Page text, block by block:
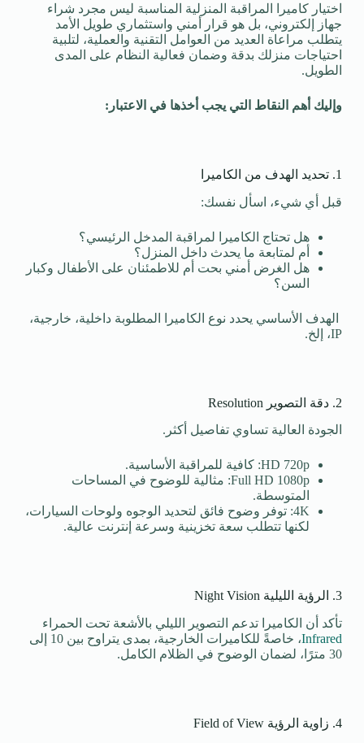
اختيار كاميرا المراقبة المنزلية المناسبة ليس مجرد شراء
جهاز إلكتروني، بل هو قرار أمني واستثماري طويل الأمد
يتطلب مراعاة العديد من العوامل التقنية والعملية، لتلبية
احتياجات منزلك بدقة وضمان فعالية النظام على المدى
الطويل.
وإليك أهم النقاط التي يجب أخذها في الاعتبار:
1. تحديد الهدف من الكاميرا
قبل أي شيء، اسأل نفسك:
هل تحتاج الكاميرا لمراقبة المدخل الرئيسي؟
أم لمتابعة ما يحدث داخل المنزل؟
هل الغرض أمني بحت أم للاطمئنان على الأطفال وكبار
السن؟
الهدف الأساسي يحدد نوع الكاميرا المطلوبة داخلية، خارجية،
IP، إلخ.
2. دقة التصوير Resolution
الجودة العالية تساوي تفاصيل أكثر.
HD 720p: كافية للمراقبة الأساسية.
Full HD 1080p: مثالية للوضوح في المساحات
المتوسطة.
4K: توفر وضوح فائق لتحديد الوجوه ولوحات السيارات،
لكنها تتطلب سعة تخزينية وسرعة إنترنت عالية.
3. الرؤية الليلية Night Vision
تأكد أن الكاميرا تدعم التصوير الليلي بالأشعة تحت الحمراء
Infrared
، خاصةً للكاميرات الخارجية، بمدى يتراوح بين 10 إلى
30 مترًا، لضمان الوضوح في الظلام الكامل.
4. زاوية الرؤية Field of View